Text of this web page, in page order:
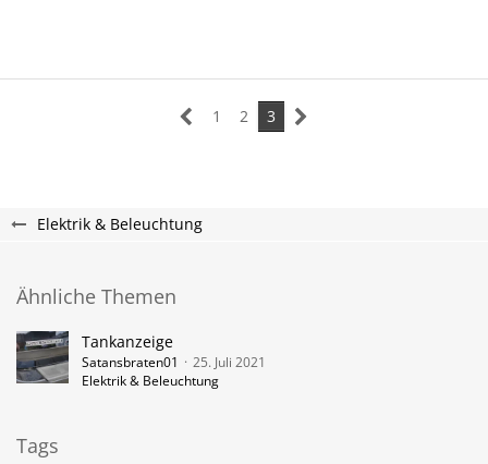
1 2 3
Elektrik & Beleuchtung
Ähnliche Themen
Tankanzeige
Satansbraten01
25. Juli 2021
Elektrik & Beleuchtung
Tags